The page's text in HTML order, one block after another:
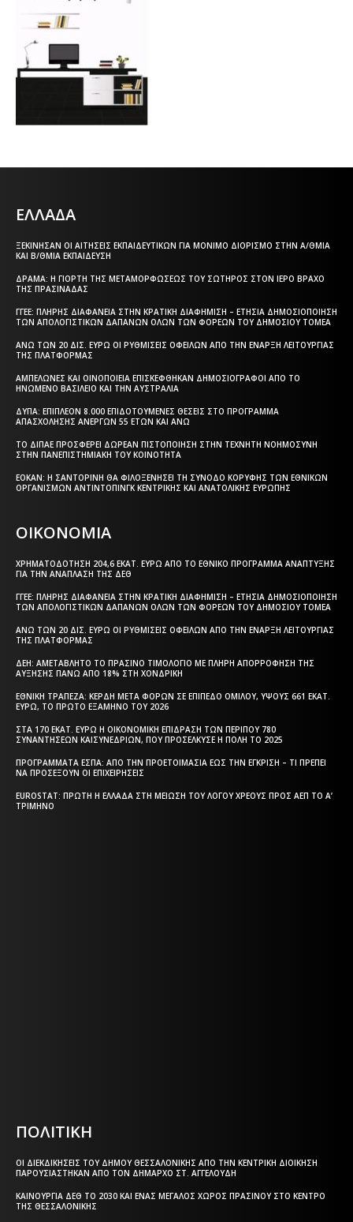
ΕΛΛΑΔΑ
ΞΕΚΊΝΗΣΑΝ ΟΙ ΑΙΤΉΣΕΙΣ ΕΚΠΑΙΔΕΥΤΙΚΏΝ ΓΙΑ ΜΌΝΙΜΟ ΔΙΟΡΙΣΜΌ ΣΤΗΝ Α/ΘΜΙΑ
ΚΑΙ Β/ΘΜΙΑ ΕΚΠΑΊΔΕΥΣΗ
ΔΡΆΜΑ: Η ΓΙΟΡΤΉ ΤΗΣ ΜΕΤΑΜΟΡΦΏΣΕΩΣ ΤΟΥ ΣΩΤΉΡΟΣ ΣΤΟΝ ΙΕΡΌ ΒΡΆΧΟ
ΤΗΣ ΠΡΑΣΙΝΆΔΑΣ
ΓΓΕΕ: ΠΛΉΡΗΣ ΔΙΑΦΆΝΕΙΑ ΣΤΗΝ ΚΡΑΤΙΚΉ ΔΙΑΦΉΜΙΣΗ – EΤΉΣΙΑ ΔΗΜΟΣΙΟΠΟΊΗΣΗ
ΤΩΝ ΑΠΟΛΟΓΙΣΤΙΚΏΝ ΔΑΠΑΝΏΝ ΌΛΩΝ ΤΩΝ ΦΟΡΈΩΝ ΤΟΥ ΔΗΜΟΣΊΟΥ ΤΟΜΈΑ
ΆΝΩ ΤΩΝ 20 ΔΙΣ. ΕΥΡΏ ΟΙ ΡΥΘΜΊΣΕΙΣ ΟΦΕΙΛΏΝ ΑΠΌ ΤΗΝ ΈΝΑΡΞΗ ΛΕΙΤΟΥΡΓΊΑΣ
ΤΗΣ ΠΛΑΤΦΌΡΜΑΣ
ΑΜΠΕΛΏΝΕΣ ΚΑΙ ΟΙΝΟΠΟΙΕΊΑ ΕΠΙΣΚΈΦΘΗΚΑΝ ΔΗΜΟΣΙΟΓΡΆΦΟΙ ΑΠΌ ΤΟ
ΗΝΩΜΈΝΟ ΒΑΣΊΛΕΙΟ ΚΑΙ ΤΗΝ ΑΥΣΤΡΑΛΊΑ
ΔΥΠΑ: ΕΠΙΠΛΈΟΝ 8.000 ΕΠΙΔΟΤΟΎΜΕΝΕΣ ΘΈΣΕΙΣ ΣΤΟ ΠΡΌΓΡΑΜΜΑ
ΑΠΑΣΧΌΛΗΣΗΣ ΑΝΈΡΓΩΝ 55 ΕΤΏΝ ΚΑΙ ΆΝΩ
ΤΟ ΔΙΠΑΕ ΠΡΟΣΦΈΡΕΙ ΔΩΡΕΆΝ ΠΙΣΤΟΠΟΊΗΣΗ ΣΤΗΝ ΤΕΧΝΗΤΉ ΝΟΗΜΟΣΎΝΗ
ΣΤΗΝ ΠΑΝΕΠΙΣΤΗΜΙΑΚΉ ΤΟΥ ΚΟΙΝΌΤΗΤΑ
ΕΟΚΑΝ: Η ΣΑΝΤΟΡΊΝΗ ΘΑ ΦΙΛΟΞΕΝΉΣΕΙ ΤΗ ΣΎΝΟΔΟ ΚΟΡΥΦΉΣ ΤΩΝ ΕΘΝΙΚΏΝ
ΟΡΓΑΝΙΣΜΏΝ ΑΝΤΙΝΤΌΠΙΝΓΚ ΚΕΝΤΡΙΚΉΣ ΚΑΙ ΑΝΑΤΟΛΙΚΉΣ ΕΥΡΏΠΗΣ
ΟΙΚΟΝΟΜΙΑ
ΧΡΗΜΑΤΟΔΌΤΗΣΗ 204,6 ΕΚΑΤ. ΕΥΡΏ ΑΠΌ ΤΟ ΕΘΝΙΚΌ ΠΡΌΓΡΑΜΜΑ ΑΝΆΠΤΥΞΗΣ
ΓΙΑ ΤΗΝ ΑΝΆΠΛΑΣΗ ΤΗΣ ΔΕΘ
ΓΓΕΕ: ΠΛΉΡΗΣ ΔΙΑΦΆΝΕΙΑ ΣΤΗΝ ΚΡΑΤΙΚΉ ΔΙΑΦΉΜΙΣΗ – EΤΉΣΙΑ ΔΗΜΟΣΙΟΠΟΊΗΣΗ
ΤΩΝ ΑΠΟΛΟΓΙΣΤΙΚΏΝ ΔΑΠΑΝΏΝ ΌΛΩΝ ΤΩΝ ΦΟΡΈΩΝ ΤΟΥ ΔΗΜΟΣΊΟΥ ΤΟΜΈΑ
ΆΝΩ ΤΩΝ 20 ΔΙΣ. ΕΥΡΏ ΟΙ ΡΥΘΜΊΣΕΙΣ ΟΦΕΙΛΏΝ ΑΠΌ ΤΗΝ ΈΝΑΡΞΗ ΛΕΙΤΟΥΡΓΊΑΣ
ΤΗΣ ΠΛΑΤΦΌΡΜΑΣ
ΔΕΗ: ΑΜΕΤΆΒΛΗΤΟ ΤΟ ΠΡΆΣΙΝΟ ΤΙΜΟΛΌΓΙΟ ΜΕ ΠΛΉΡΗ ΑΠΟΡΡΌΦΗΣΗ ΤΗΣ
ΑΎΞΗΣΗΣ ΠΆΝΩ ΑΠΌ 18% ΣΤΗ ΧΟΝΔΡΙΚΉ
ΕΘΝΙΚΉ ΤΡΆΠΕΖΑ: ΚΈΡΔΗ ΜΕΤΆ ΦΌΡΩΝ ΣΕ ΕΠΊΠΕΔΟ ΟΜΊΛΟΥ, ΎΨΟΥΣ 661 ΕΚΑΤ.
ΕΥΡΏ, ΤΟ ΠΡΏΤΟ ΕΞΆΜΗΝΟ ΤΟΥ 2026
ΣΤΑ 170 ΕΚΑΤ. ΕΥΡΏ Η ΟΙΚΟΝΟΜΙΚΉ ΕΠΊΔΡΑΣΗ ΤΩΝ ΠΕΡΊΠΟΥ 780
ΣΥΝΑΝΤΉΣΕΩΝ ΚΑΙΣΥΝΕΔΡΊΩΝ, ΠΟΥ ΠΡΟΣΈΛΚΥΣΕ Η ΠΌΛΗ ΤΟ 2025
ΠΡΟΓΡΆΜΜΑΤΑ EΣΠΑ: ΑΠΌ ΤΗΝ ΠΡΟΕΤΟΙΜΑΣΊΑ ΈΩΣ ΤΗΝ ΈΓΚΡΙΣΗ – ΤΙ ΠΡΈΠΕΙ
ΝΑ ΠΡΟΣΈΞΟΥΝ ΟΙ ΕΠΙΧΕΙΡΉΣΕΙΣ
EUROSTAT: ΠΡΏΤΗ Η ΕΛΛΆΔΑ ΣΤΗ ΜΕΊΩΣΗ ΤΟΥ ΛΌΓΟΥ ΧΡΈΟΥΣ ΠΡΟΣ ΑΕΠ ΤΟ Α’
ΤΡΊΜΗΝΟ
ΠΟΛΙΤΙΚΗ
ΟΙ ΔΙΕΚΔΙΚΉΣΕΙΣ ΤΟΥ ΔΉΜΟΥ ΘΕΣΣΑΛΟΝΊΚΗΣ ΑΠΌ ΤΗΝ ΚΕΝΤΡΙΚΉ ΔΙΟΊΚΗΣΗ
ΠΑΡΟΥΣΙΆΣΤΗΚΑΝ ΑΠΌ ΤΟΝ ΔΉΜΑΡΧΟ ΣΤ. ΑΓΓΕΛΟΎΔΗ
ΚΑΙΝΟΎΡΓΙΑ ΔΕΘ ΤΟ 2030 ΚΑΙ ΈΝΑΣ ΜΕΓΆΛΟΣ ΧΏΡΟΣ ΠΡΑΣΊΝΟΥ ΣΤΟ ΚΈΝΤΡΟ
ΤΗΣ ΘΕΣΣΑΛΟΝΊΚΗΣ